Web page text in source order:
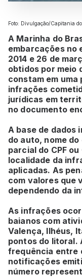
Foto: Divulgação/Capitania
A Marinha do
embarcações no
2014 e 26 de
obtidos por meio
constam em
infrações
jurídicas em
no documento
A base de dados
do auto, nome
parcial do CPF
localidade da
aplicadas. As
com valores que
dependendo da
As infrações
baianos com
Valença, Ilhéus,
pontos do litoral.
frequência entre
notificações
número